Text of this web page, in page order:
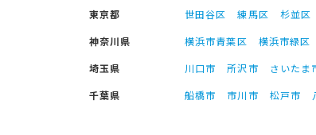
東京都 世田谷区 練馬区 杉並区
神奈川県
横浜市青葉区 横浜市緑区
埼玉県
川口市 所沢市 さいたま
千葉県
船橋市 市川市 松戸市